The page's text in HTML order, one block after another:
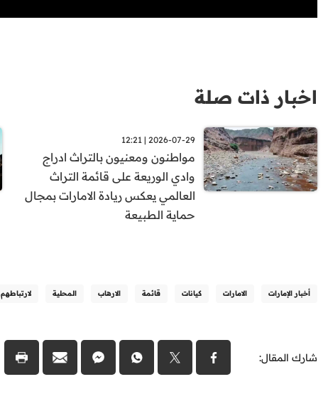
اخبار ذات صلة
2026-07-29 | 12:21
مواطنون ومعنيون بالتراث ادراج
وادي الوريعة على قائمة التراث
العالمي يعكس ريادة الامارات بمجال
حماية الطبيعة
أخبار الإمارات الامارات كيانات قائمة الارهاب المحلية لارتباطهم
شارك المقال: